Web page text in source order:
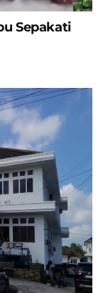
Sepakati